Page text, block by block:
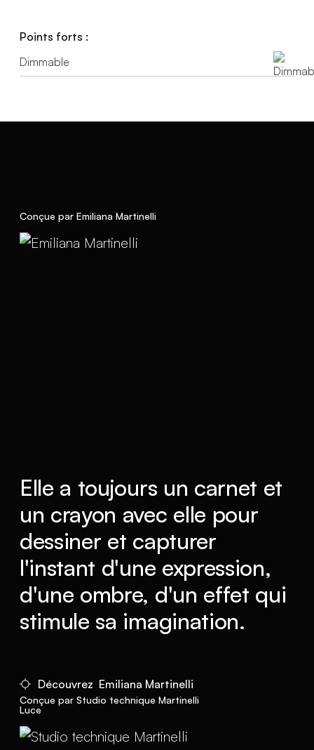
Points forts :
Dimmable
Conçue par Emiliana Martinelli
Elle a toujours un carnet et
un crayon avec elle pour
dessiner et capturer
l'instant d'une expression,
d'une ombre, d'un effet qui
stimule sa imagination.
Découvrez Emiliana Martinelli
Conçue par Studio technique Martinelli
Luce